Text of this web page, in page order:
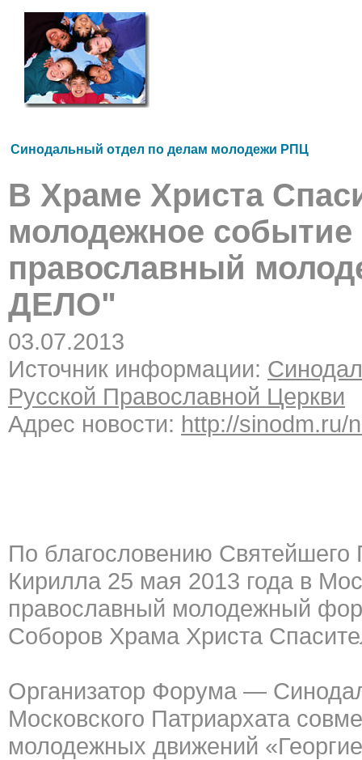
Синодальный отдел по делам молодежи РПЦ
В Храме Христа
молодежное
православный
ДЕЛО"
03.07.2013
Источник информации:
Русской Православной Церкви
Адрес новости: http://sinodm.ru/
По благословению Святейшего
Кирилла 25 мая 2013 года в
православный молодежный
Соборов Храма Христа
Организатор Форума —
Московского Патриархата
молодежных движений